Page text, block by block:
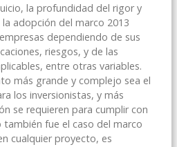
la profundidad del rigor y
adopción del marco 2013
dependiendo de sus
riesgos, y de las
entre otras variables.
más grande y complejo sea el
los inversionistas, y más
se requieren para cumplir con
fue el caso del marco
cualquier proyecto, es